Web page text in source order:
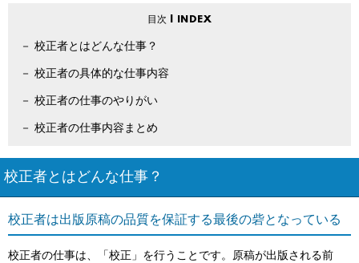
校正者とはどんな仕事？
校正者の具体的な仕事内容
校正者の仕事のやりがい
校正者の仕事内容まとめ
校正者とはどんな仕事？
校正者は出版原稿の品質を保証する最後の砦となっている
校正者の仕事は、「校正」を行うことです。原稿が出版される前